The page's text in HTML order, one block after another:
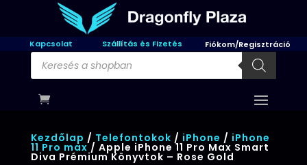
Kapcsolat Szállítás és Fizetés Fiókom/Regisztráció
Products
search
Kezdőlap / Telefontokok / iPhone / iPhone
11 Pro max/ Apple iPhone 11 Pro Max Smart
Diva Prémium Könyvtok – Rose Gold